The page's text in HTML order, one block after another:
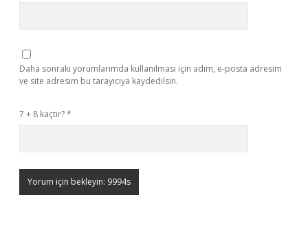
Daha sonraki yorumlarımda kullanılması için adım, e-posta adresim
ve site adresim bu tarayıcıya kaydedilsin.
7 + 8 kaçtır?*